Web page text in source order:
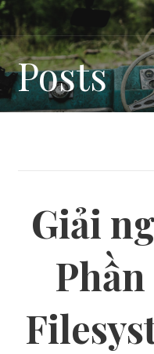
Skip
to
content
DUMMYTIP
Giải ngố cho gà mờ
Posts
Giải